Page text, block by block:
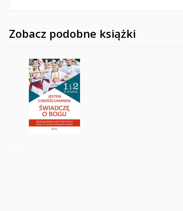
Zobacz podobne książki